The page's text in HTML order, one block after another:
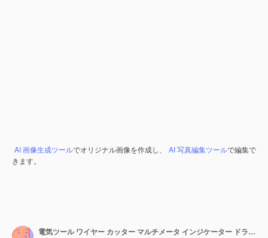
AI 画像生成ツールでオリジナル画像を作成し、 AI 写真編集ツールで編集で
きます。
電気ツール ワイヤー カッター マルチメータ インジケーター ドライバー色とりどりの背景のクローズ アップ